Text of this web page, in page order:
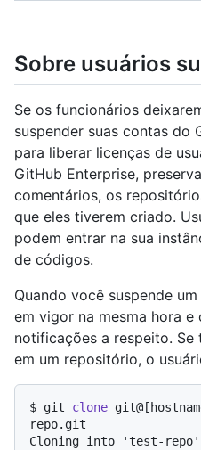
Sobre usuários
Se os funcionários
suspender suas contas do
para liberar licenças de
GitHub Enterprise,
comentários, os
que eles tiverem criado.
podem entrar na sua
de códigos.
Quando você suspende
em vigor na mesma hora e
notificações a respeito.
em um repositório, o
$ git clone
repo.git
Cloning into 'test-